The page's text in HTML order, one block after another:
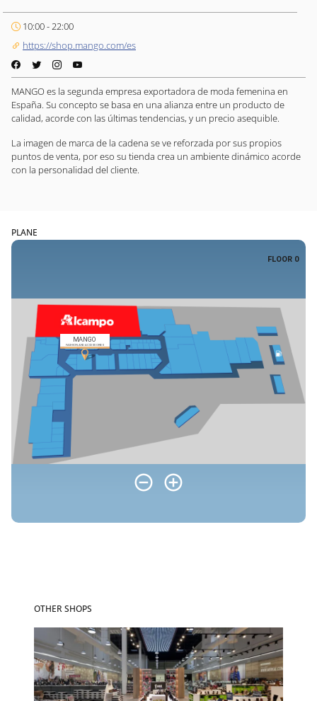
10:00 - 22:00
https://shop.mango.com/es
MANGO es la segunda empresa exportadora de moda femenina en
España. Su concepto se basa en una alianza entre un producto de
calidad, acorde con las últimas tendencias, y un precio asequible.
La imagen de marca de la cadena se ve reforzada por sus propios
puntos de venta, por eso su tienda crea un ambiente dinámico acorde
con la personalidad del cliente.
PLANE
OTHER SHOPS